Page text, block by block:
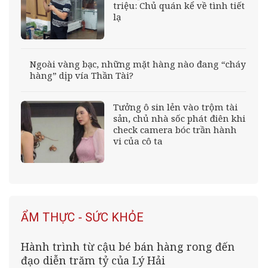
triệu: Chủ quán kể về tình tiết
lạ
Ngoài vàng bạc, những mặt hàng nào đang “cháy
hàng” dịp vía Thần Tài?
Tưởng ô sin lẻn vào trộm tài
sản, chủ nhà sốc phát điên khi
check camera bóc trần hành
vi của cô ta
ẨM THỰC - SỨC KHỎE
Hành trình từ cậu bé bán hàng rong đến
đạo diễn trăm tỷ của Lý Hải